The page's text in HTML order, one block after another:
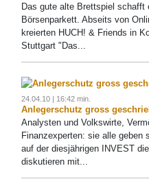
Das gute alte Brettspiel schafft
Börsenparkett. Abseits von
kreierten HUCH! & Friends in
Stuttgart "Das...
24.04.10 | 16:42 min.
Anlegerschutz gross
Analysten und Volkswirte,
Finanzexperten: sie alle
auf der diesjährigen INVEST
diskutieren mit...